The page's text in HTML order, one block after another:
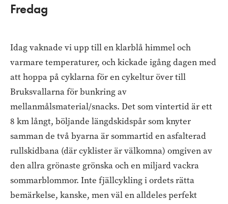
Fredag
Idag vaknade vi upp till en klarblå himmel och
varmare temperaturer, och kickade igång dagen med
att hoppa på cyklarna för en cykeltur över till
Bruksvallarna för bunkring av
mellanmålsmaterial/snacks. Det som vintertid är ett
8 km långt, böljande längdskidspår som knyter
samman de två byarna är sommartid en asfalterad
rullskidbana (där cyklister är välkomna) omgiven av
den allra grönaste grönska och en miljard vackra
sommarblommor. Inte fjällcykling i ordets rätta
bemärkelse, kanske, men väl en alldeles perfekt